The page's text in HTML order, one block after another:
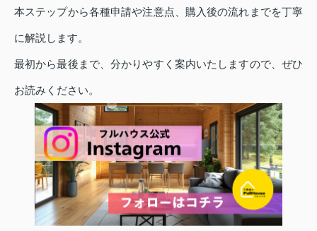
本ステップから各種申請や注意点、購入後の流れまでを丁寧
に解説します。
最初から最後まで、分かりやすく案内いたしますので、ぜひ
お読みください。